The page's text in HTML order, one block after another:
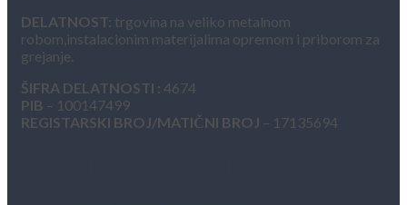
DELATNOST: trgovina na veliko metalnom
robom,instalacionim materijalima opremom i priborom za
grejanje.
ŠIFRA DELATNOSTI : 4674
PIB – 100147499
REGISTARSKI BROJ/MATIČNI BROJ – 17135694